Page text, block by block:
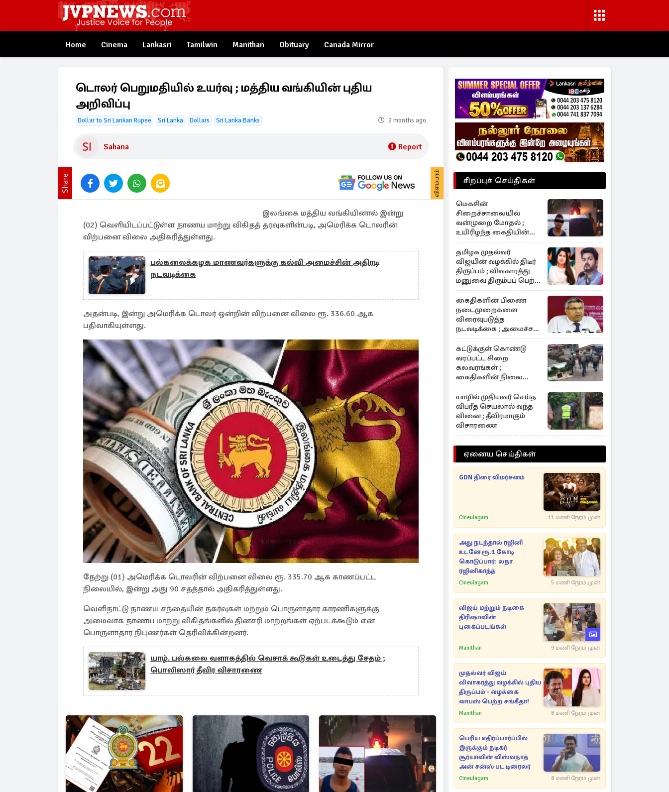
Home Cinema Lankasri Tamilwin Manithan Obituary Canada Mirror
டொலர் பெறுமதியில் உயர்வு ; மத்திய வங்கியின் புதிய
அறிவிப்பு
Dollar to Sri Lankan Rupee Sri Lanka Dollars Sri Lanka Banks 2 months ago
Sahana Report
Share விளம்பரம்
இலங்கை மத்திய வங்கியினால் இன்று
(02) வெளியிடப்பட்டுள்ள நாணய மாற்று விகிதத் தரவுகளின்படி, அமெரிக்க டொலரின்
விற்பனை விலை அதிகரித்துள்ளது.
பல்கலைக்கழக மாணவர்களுக்கு கல்வி அமைச்சின் அதிரடி
நடவடிக்கை
அதன்படி, இன்று அமெரிக்க டொலர் ஒன்றின் விற்பனை விலை ரூ. 336.60 ஆக
பதிவாகியுள்ளது.
நேற்று (01) அமெரிக்க டொலரின் விற்பனை விலை ரூ. 335.70 ஆக காணப்பட்ட
நிலையில், இன்று அது 90 சதத்தால் அதிகரித்துள்ளது.
வெளிநாட்டு நாணய சந்தையின் நகர்வுகள் மற்றும் பொருளாதார காரணிகளுக்கு
அமைவாக நாணய மாற்று விகிதங்களில் தினசரி மாற்றங்கள் ஏற்படக்கூடும் என
பொருளாதார நிபுணர்கள் தெரிவிக்கின்றனர்.
யாழ். பல்கலை வளாகத்தில் வெசாக் கூடுகள் உடைத்து சேதம் ;
பொலிஸார் தீவிர விசாரணை
சிறப்புச் செய்திகள்
மெகசின்
சிறைச்சாலையில்
வன்முறை மோதல் ;
உயிரிழந்த கைதியின்
பின்னணி
தமிழக முதல்வர்
விஜயின் வழக்கில் திடீர்
திருப்பம் ; விவகாரத்து
மனுவை திரும்பப் பெற்ற
சங்கீதா
கைதிகளின் பிணை
நடைமுறைகளை
விரைவுபடுத்த
நடவடிக்கை ; அமைச்சர்
ஹர்ஷன நானாயக்கார
கட்டுக்குள் கொண்டு
வரப்பட்ட சிறை
கலவரங்கள் ;
கைதிகளின் நிலை
தொடர்பில் வெளியான
தகவல்
யாழில் முதியவர் செய்த
விபரீத செயலால் வந்த
வினை ; தீவிரமாகும்
விசாரணை
ஏனைய செய்திகள்
GDN திரை விமர்சனம்
Cineulagam 11 மணி நேரம் முன்
அது நடந்தால் ரஜினி
உடனே ரூ.1 கோடி
கொடுப்பார்: லதா
ரஜினிகாந்த்
Cineulagam 5 மணி நேரம் முன்
விஜய் மற்றும் நடிகை
திரிஷாவின்
புகைப்படங்கள்
Manithan 9 மணி நேரம் முன்
முதல்வர் விஜய்
விவாகரத்து வழக்கில் புதிய
திருப்பம் - வழக்கை
வாபஸ் பெற்ற சங்கீதா!
Manithan 8 மணி நேரம் முன்
பெரிய எதிர்ப்பார்ப்பில்
இருக்கும் நடிகர்
சூர்யாவின் விஸ்வநாத்
அன் சன்ஸ் பட டிரைலர்
Cineulagam 8 மணி நேரம் முன்